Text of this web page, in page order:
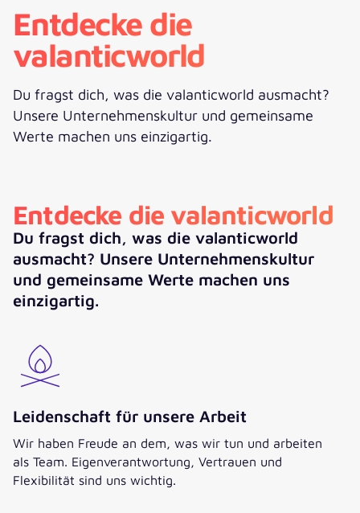
Entdecke die
valanticworld
Du fragst dich, was die valanticworld ausmacht?
Unsere Unternehmenskultur und gemeinsame
Werte machen uns einzigartig.
Entdecke die valanticworld
Du fragst dich, was die valanticworld
ausmacht? Unsere Unternehmenskultur
und gemeinsame Werte machen uns
einzigartig.
Leidenschaft für unsere Arbeit
Wir haben Freude an dem, was wir tun und arbeiten
als Team. Eigenverantwortung, Vertrauen und
Flexibilität sind uns wichtig.